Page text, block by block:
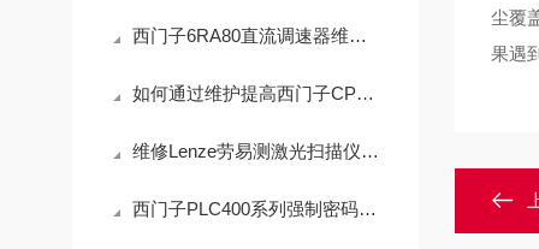
西门子6RA80直流调速器维修可根据故障现象寻找原因
如何通过维护提高西门子CPU控制器的使用寿命
维修Lenze劳易测激光扫描仪上电报错不启动（原厂配件修理）
西门子PLC400系列强制密码解密/不损坏源程序
尘覆
果遇